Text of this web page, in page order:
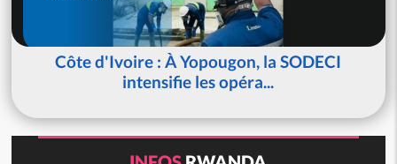
Côte d'Ivoire : À Yopougon, la SODECI
intensifie les opéra...